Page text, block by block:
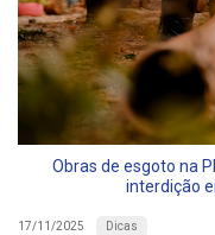
Obras de esgoto na
interdição
17/11/2025 Dicas